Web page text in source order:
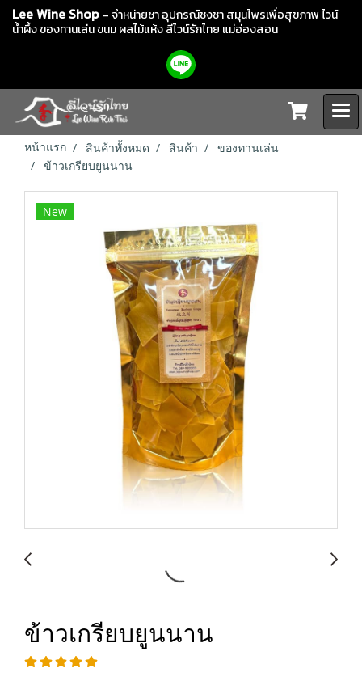
Lee Wine Shop– จำหน่ายชา อุปกรณ์ชงชา สมุนไพรเพื่อสุขภาพ ไวน์
น้ำผึ้ง ของทานเล่น ขนม ผลไม้แห้งลีไวน์รักไทย แม่ฮ่องสอน
หน้าแรก สินค้าทั้งหมด สินค้า
ของทานเล่น
ข้าวเกรียบยูนนาน
New
ข้าวเกรียบยูนนาน